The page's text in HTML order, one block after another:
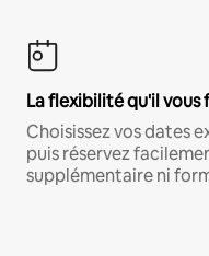
La flexibilité qu'il vous
Choisissez vos dates
puis réservez
supplémentaire ni